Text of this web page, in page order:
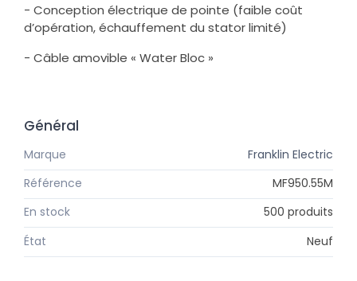
- Conception électrique de pointe (faible coût
d’opération, échauffement du stator limité)
- Câble amovible « Water Bloc »
Général
Marque
Franklin Electric
Référence
MF950.55M
En stock
500 produits
État
Neuf